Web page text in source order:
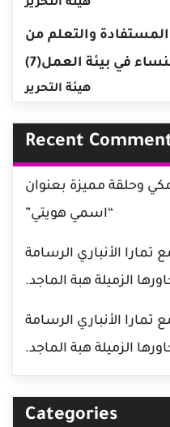
هيئة التحرير
والتعلم من
في بيئة العمل(7)
هيئة التحرير
Recent
وحلقة مميزة بعنوان
“اسمي هويتي”
تمارا الأنباري الرسامة
الزميلة هبة الماجد.
تمارا الأنباري الرسامة
الزميلة هبة الماجد.
Categories